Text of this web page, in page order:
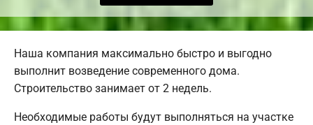
Наша компания максимально быстро и выгодно
выполнит возведение современного дома.
Строительство занимает от 2 недель.
Необходимые работы будут выполняться на участке